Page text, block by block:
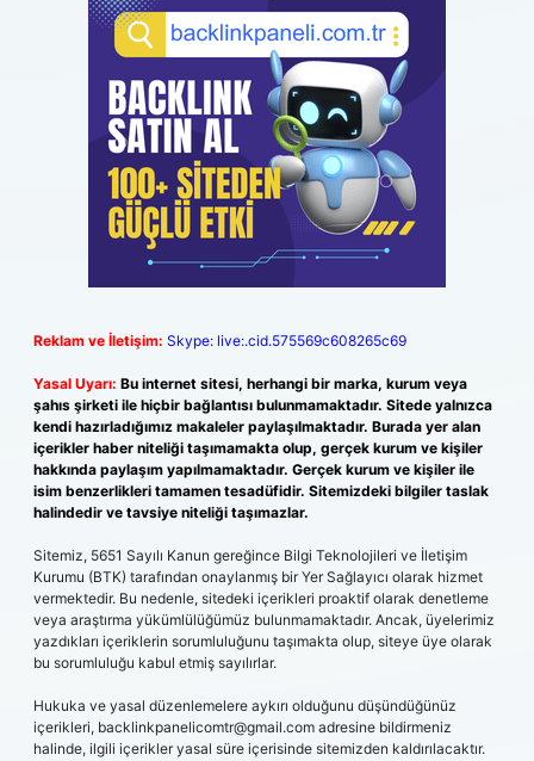
Reklam ve İletişim: Skype: live:.cid.575569c608265c69
Yasal Uyarı: Bu internet sitesi, herhangi bir marka, kurum veya
şahıs şirketi ile hiçbir bağlantısı bulunmamaktadır. Sitede yalnızca
kendi hazırladığımız makaleler paylaşılmaktadır. Burada yer alan
içerikler haber niteliği taşımamakta olup, gerçek kurum ve kişiler
hakkında paylaşım yapılmamaktadır. Gerçek kurum ve kişiler ile
isim benzerlikleri tamamen tesadüfidir. Sitemizdeki bilgiler taslak
halindedir ve tavsiye niteliği taşımazlar.
Sitemiz, 5651 Sayılı Kanun gereğince Bilgi Teknolojileri ve İletişim
Kurumu (BTK) tarafından onaylanmış bir Yer Sağlayıcı olarak hizmet
vermektedir. Bu nedenle, sitedeki içerikleri proaktif olarak denetleme
veya araştırma yükümlülüğümüz bulunmamaktadır. Ancak, üyelerimiz
yazdıkları içeriklerin sorumluluğunu taşımakta olup, siteye üye olarak
bu sorumluluğu kabul etmiş sayılırlar.
Hukuka ve yasal düzenlemelere aykırı olduğunu düşündüğünüz
içerikleri, backlinkpanelicomtr@gmail.com adresine bildirmeniz
halinde, ilgili içerikler yasal süre içerisinde sitemizden kaldırılacaktır.